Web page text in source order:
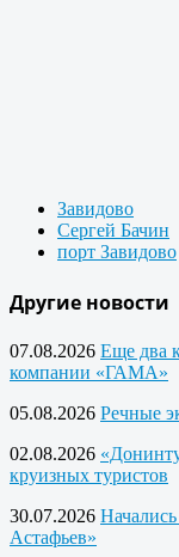
Завидово
Сергей Бачин
порт Завидово
Другие новости
07.08.2026 Еще два
компании «ГАМА»
05.08.2026 Речные
02.08.2026
круизных туристов
30.07.2026
Астафьев»